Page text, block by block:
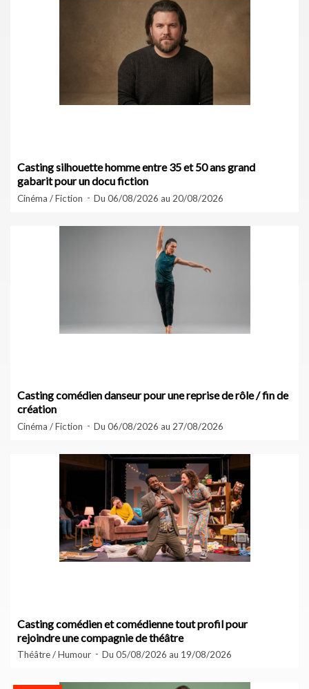
Casting silhouette homme entre 35 et 50 ans grand
gabarit pour un docu fiction
Cinéma / Fiction Du 06/08/2026 au 20/08/2026
Casting comédien danseur pour une reprise de rôle / fin de
création
Cinéma / Fiction Du 06/08/2026 au 27/08/2026
Casting comédien et comédienne tout profil pour
rejoindre une compagnie de théâtre
Théâtre / Humour Du 05/08/2026 au 19/08/2026